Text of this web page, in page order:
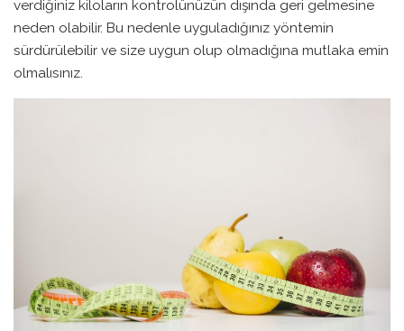
verdiğiniz kiloların kontrolünüzün dışında geri gelmesine
neden olabilir. Bu nedenle uyguladığınız yöntemin
sürdürülebilir ve size uygun olup olmadığına mutlaka emin
olmalısınız.